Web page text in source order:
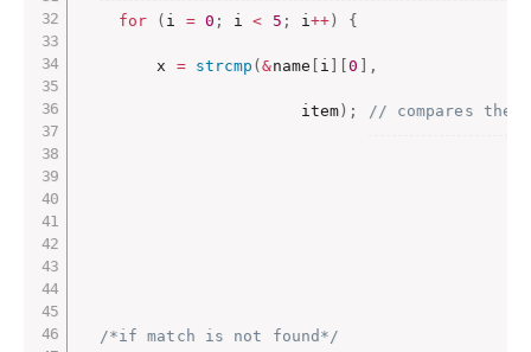
for ( i = 0 ; i < 5 ; i++ ) {
        x
= strcmp (&name i [0 ,
                       item
) ; // compares
/*if match is not found*/